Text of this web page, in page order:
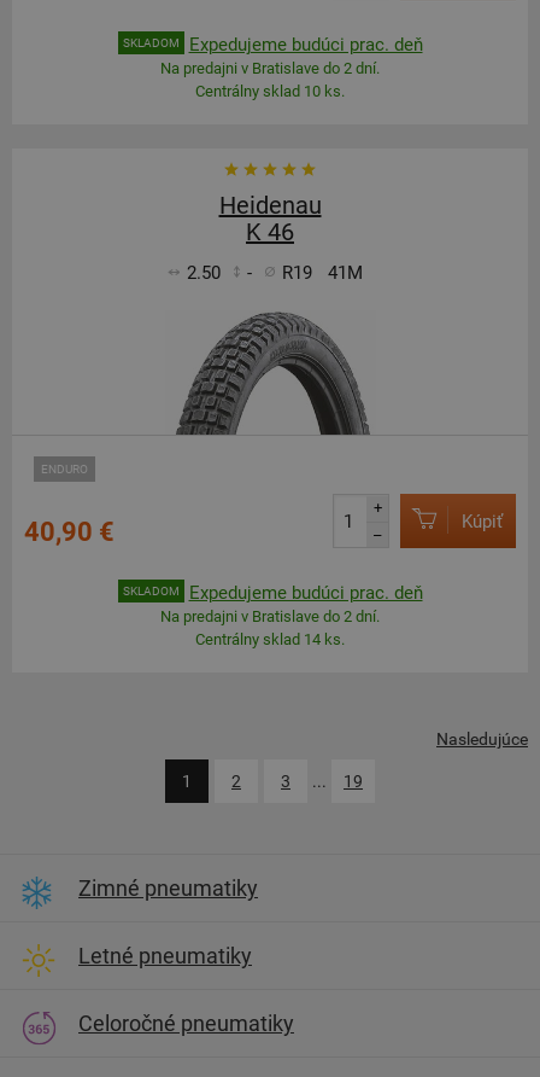
SKLADOM Expedujeme budúci prac. deň
Na predajni v Bratislave do 2 dní.
Centrálny sklad 10 ks.
Heidenau
K 46
2.50 - R19 41M
ENDURO
40,90 €
+
–
Kúpiť
SKLADOM Expedujeme budúci prac. deň
Na predajni v Bratislave do 2 dní.
Centrálny sklad 14 ks.
1 2 3 ... 19
Nasledujúce
Zimné pneumatiky
Letné pneumatiky
Celoročné pneumatiky